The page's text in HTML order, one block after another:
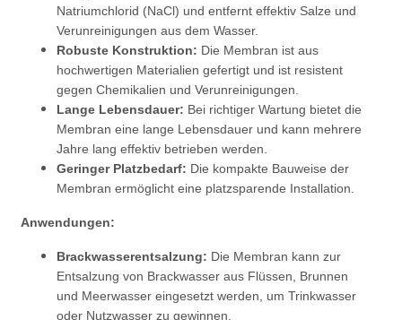
Natriumchlorid (NaCl) und entfernt effektiv Salze und
Verunreinigungen aus dem Wasser.
Robuste Konstruktion: Die Membran ist aus
hochwertigen Materialien gefertigt und ist resistent
gegen Chemikalien und Verunreinigungen.
Lange Lebensdauer: Bei richtiger Wartung bietet die
Membran eine lange Lebensdauer und kann mehrere
Jahre lang effektiv betrieben werden.
Geringer Platzbedarf: Die kompakte Bauweise der
Membran ermöglicht eine platzsparende Installation.
Anwendungen:
Brackwasserentsalzung: Die Membran kann zur
Entsalzung von Brackwasser aus Flüssen, Brunnen
und Meerwasser eingesetzt werden, um Trinkwasser
oder Nutzwasser zu gewinnen.